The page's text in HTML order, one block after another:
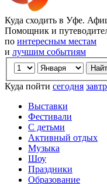
Куда сходить в Уфе.
Помощник и
по интересным местам
и лучшим событиям
Куда пойти сегодня
Выставки
Фестивали
С детьми
Активный отдых
Музыка
Шоу
Праздники
Образование